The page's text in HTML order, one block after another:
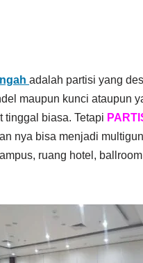
adalah partisi yang
maupun kunci ataupun
tinggal biasa. Tetapi
nya bisa menjadi
ruang hotel,